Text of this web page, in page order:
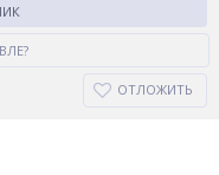
ОТЛОЖИТЬ